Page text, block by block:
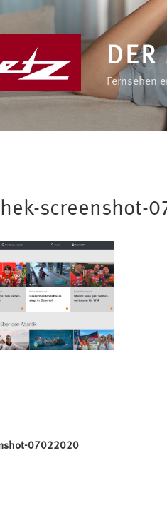
DER
Fernsehen
screenshot-
07022020